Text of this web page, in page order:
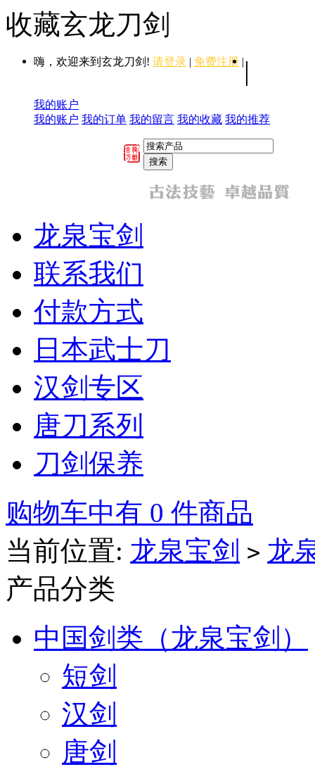
收藏玄龙刀剑
嗨，欢迎来到玄龙刀剑! 请登录 | 免费注册 | |
我的账户
我的账户 我的订单 我的留言 我的收藏 我的推荐
龙泉宝剑
联系我们
付款方式
日本武士刀
汉剑专区
唐刀系列
刀剑保养
购物车中有 0 件商品
当前位置: 龙泉宝剑 > 龙
产品分类
中国剑类（龙泉宝剑）
短剑
汉剑
唐剑